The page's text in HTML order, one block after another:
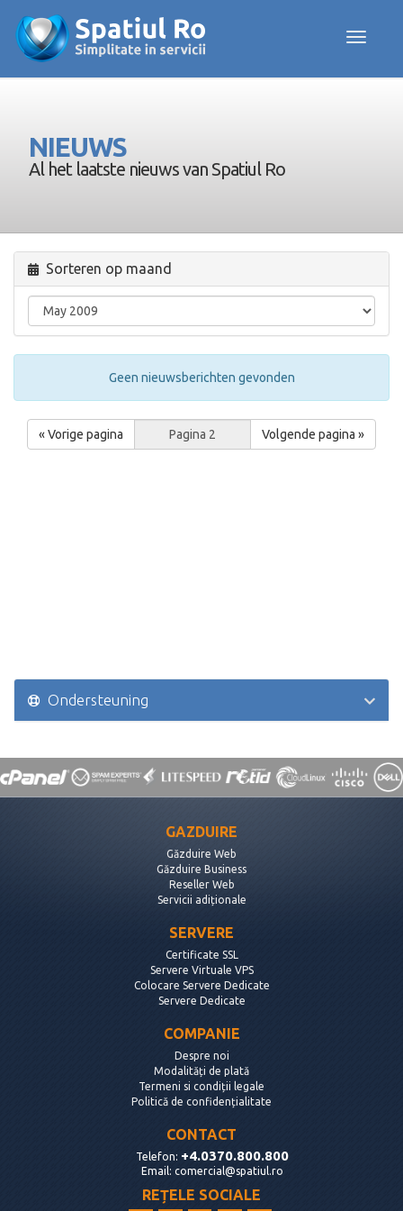
Toggle
NIEUWS
Al het laatste nieuws van Spatiul Ro
Sorteren op maand
Geen nieuwsberichten gevonden
« Vorige pagina Volgende pagina »
Ondersteuning
GAZDUIRE
Găzduire Web
Găzduire Business
Reseller Web
Servicii adiționale
SERVERE
Certificate SSL
Servere Virtuale VPS
Colocare Servere Dedicate
Servere Dedicate
COMPANIE
Despre noi
Modalități de plată
Termeni si condiții legale
Politică de confidențialitate
CONTACT
Telefon: +4.0370.800.800
Email: comercial@spatiul.ro
REȚELE SOCIALE